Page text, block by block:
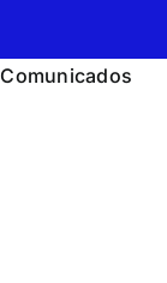
Comunicados